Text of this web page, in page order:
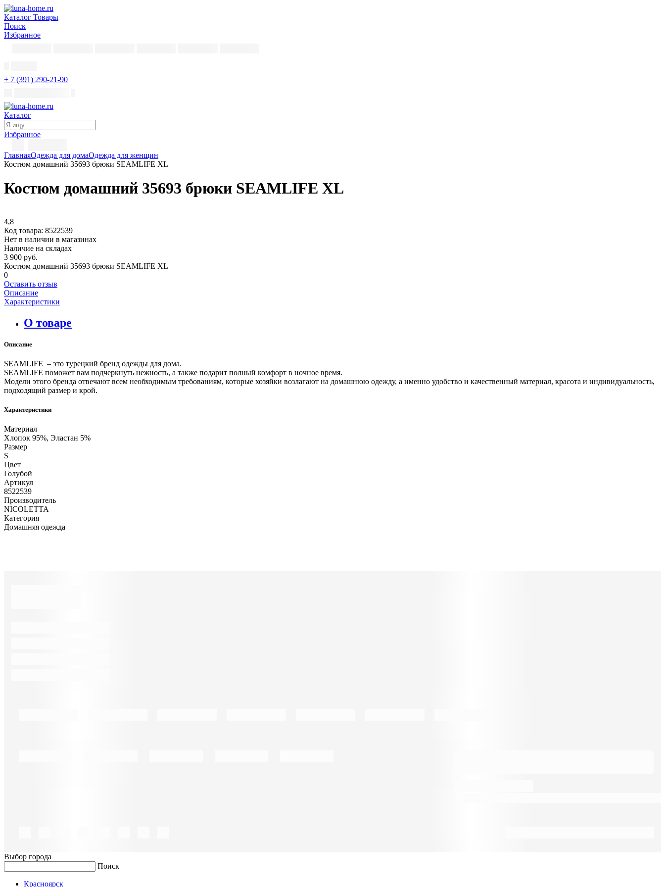
Каталог Товары
Поиск
Избранное
+ 7 (391) 290-21-90
Каталог
Избранное
ГлавнаяОдежда для домаОдежда для женщин
Костюм домашний 35693 брюки SEAMLIFE XL
Костюм домашний 35693 брюки SEAMLIFE XL
4,8
Код товара: 8522539
Нет в наличии в магазинах
Наличие на складах
3 900 руб.
Костюм домашний 35693 брюки SEAMLIFE XL
0
Оставить отзыв
Описание
Характеристики
О товаре
Описание
SEAMLIFE – это турецкий бренд одежды для дома.
SEAMLIFE поможет вам подчеркнуть нежность, а также подарит полный комфорт в ночное время.
Модели этого бренда отвечают всем необходимым требованиям, которые хозяйки возлагают на домашнюю одежду, а именно удобство и качественный материал, красота и индивидуальность,
подходящий размер и крой.
Характеристики
Материал
Хлопок 95%, Эластан 5%
Размер
S
Цвет
Голубой
Артикул
8522539
Производитель
NICOLETTA
Категория
Домашняя одежда
Выбор города
Поиск
Красноярск